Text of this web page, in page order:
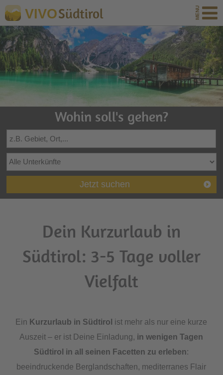
VIVOSüdtirol
Wohin soll's gehen?
Jetzt suchen
Dein Kurzurlaub in
Südtirol: 3-5 Tage voller
Vielfalt
Ein Kurzurlaub in Südtirol ist mehr als nur eine kurze
Auszeit – er ist Deine Einladung, in wenigen Tagen
Südtirol in all seinen Facetten zu erleben:
beeindruckende Berglandschaften, mediterranes Flair